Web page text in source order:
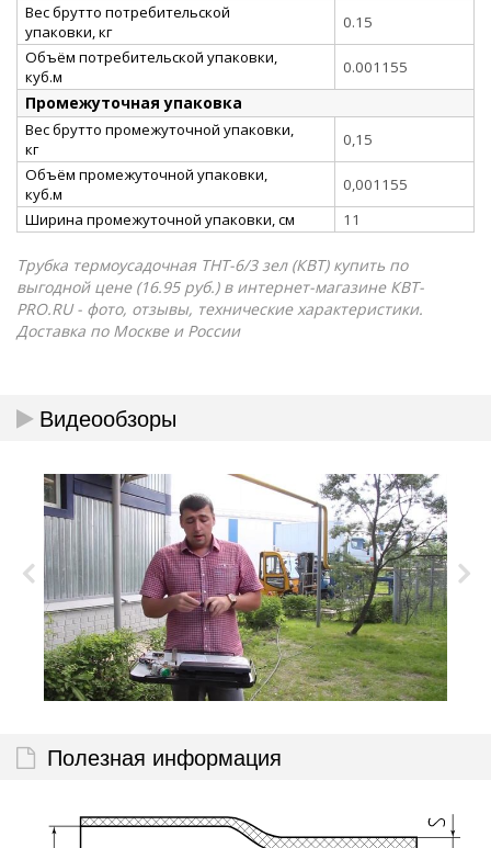
Вес брутто потребительской
упаковки, кг
0.15
Объём потребительской упаковки,
куб.м
0.001155
Промежуточная упаковка
Вес брутто промежуточной упаковки,
кг
0,15
Объём промежуточной упаковки,
куб.м
0,001155
Ширина промежуточной упаковки, см
11
Трубка термоусадочная ТНТ-6/3 зел (КВТ) купить по
выгодной цене (16.95 руб.) в интернет-магазине КВТ-
PRO.RU - фото, отзывы, технические характеристики.
Доставка по Москве и России
Видеообзоры
Полезная информация